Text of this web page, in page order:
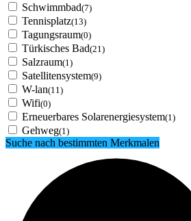
Schwimmbad(7)
Tennisplatz(13)
Tagungsraum(0)
Türkisches Bad(21)
Salzraum(1)
Satellitensystem(9)
W-lan(11)
Wifi(0)
Erneuerbares Solarenergiesystem(1)
Gehweg(1)
Suche nach bestimmten Merkmalen